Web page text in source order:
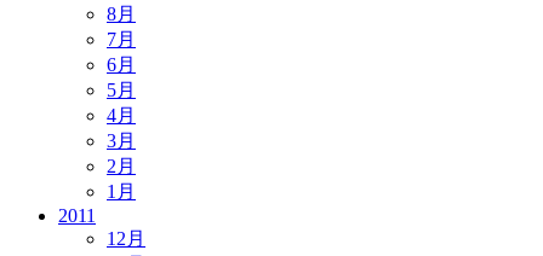
8月
7月
6月
5月
4月
3月
2月
1月
2011
12月